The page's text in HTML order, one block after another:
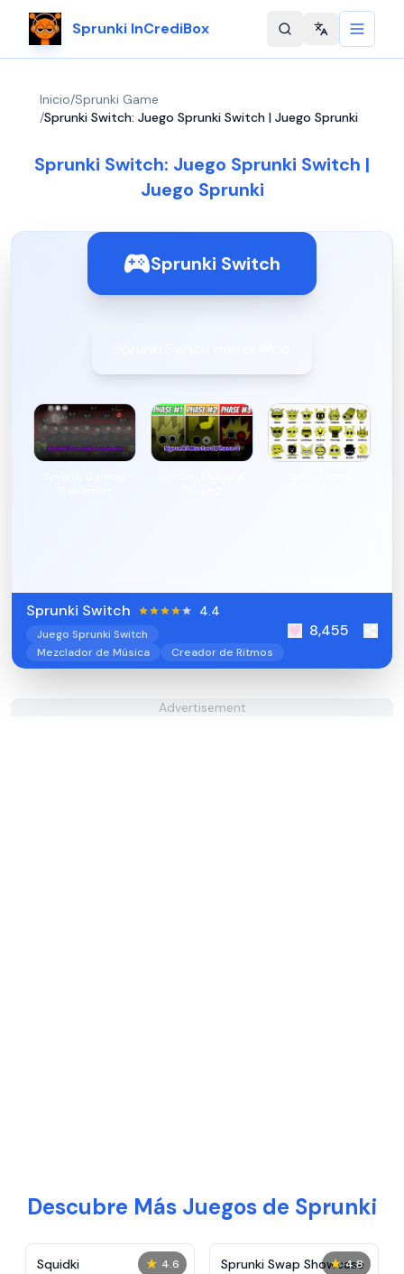
Sprunki InCrediBox Change
Inicio/Sprunki Game
/Sprunki Switch: Juego Sprunki Switch | Juego Sprunki
Sprunki Switch: Juego Sprunki Switch |
Juego Sprunki
Sprunki Switch
Sprunki Switch 4.4
Juego Sprunki Switch
Mezclador de Música
Creador de Ritmos
8,455
Advertisement
Descubre Más Juegos de Sprunki
★ 4.6
Squidki ★ 4.8
Sprunki Swap Showcase